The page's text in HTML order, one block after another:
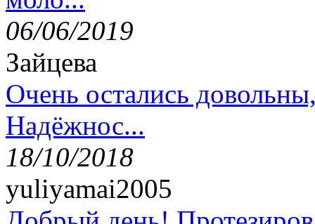
06/06/2019
Зайцева
Очень остались
Надёжнос...
18/10/2018
yuliyamai2005